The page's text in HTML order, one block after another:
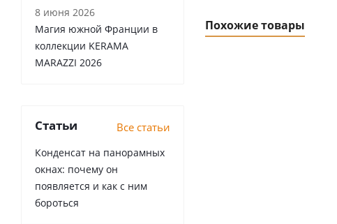
Похожие товары
8 июня 2026
Магия южной Франции в
коллекции KERAMA
MARAZZI 2026
Статьи Все статьи
Конденсат на панорамных
окнах: почему он
появляется и как с ним
бороться